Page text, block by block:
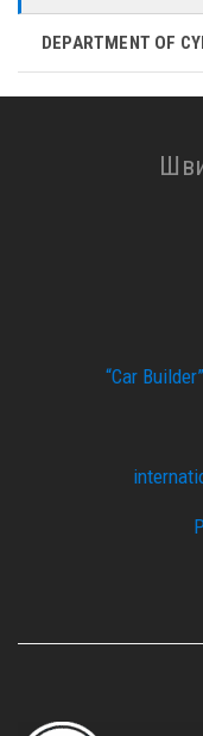
DEPARTMENT OF
“Car